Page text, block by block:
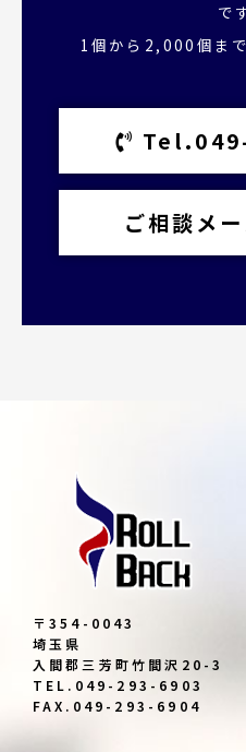
で
1個から2,000個ま
ご相談メ
〒354-0043
埼玉県
入間郡三芳町竹間沢20-3
TEL.049-293-6903
FAX.049-293-6904